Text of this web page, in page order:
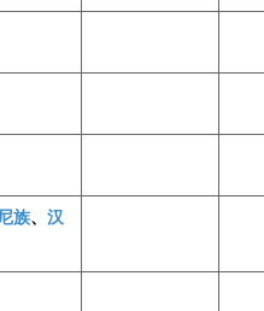
族、 汉